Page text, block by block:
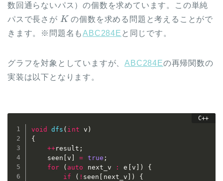
数回通らないパス）の個数を求めています。この単純
パスで長さが
K
の個数を求める問題と考えることがで
きます。※問題名もABC284E と同じです。
グラフを対象としていますが、ABC284Eの再帰関数の
実装は以下となります。
void dfs ( int v )
{
++result ;
	seen
[v ] = true ;
for
( auto next_v : e [v ] )
{
if
( ! seen [ next_v ] )
{